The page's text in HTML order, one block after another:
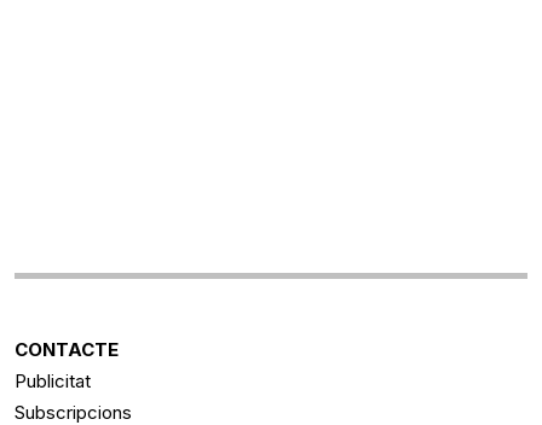
CONTACTE
Publicitat
Subscripcions